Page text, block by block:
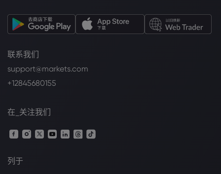
联系我们
support@markets.com
+12845680155
在_关注我们
列于